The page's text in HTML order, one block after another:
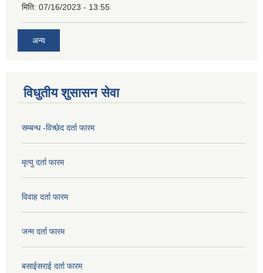
मिति: 07/16/2023 - 13:55
अन्य
विधुतीय शुसासन सेवा
सम्बन्ध -विच्छेद दर्ता फारम
मृत्यु दर्ता फारम
विवाह दर्ता फारम
जन्म दर्ता फारम
बसाईसराई दर्ता फारम